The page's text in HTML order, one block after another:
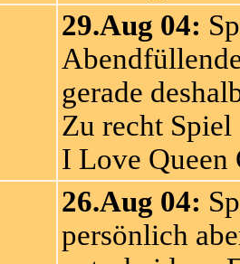
29.Aug 04:
gerade
Zu recht Spiel
I Love Queen
26.Aug 04:
persönlich